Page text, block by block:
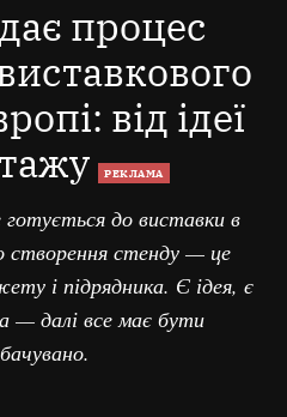
процес
від ідеї
РЕКЛАМА
до виставки в
створення стенду — це
і підрядника. Є ідея, є
— далі все має бути